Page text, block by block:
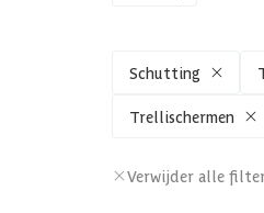
Schutting
Trellischermen
Verwijder alle